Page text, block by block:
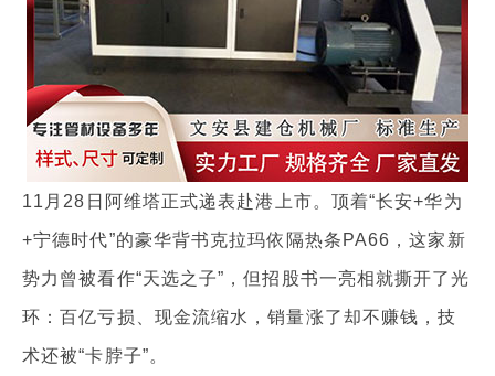
11月28日阿维塔正式递表赴港上市。顶着“长安+华为
+宁德时代”的豪华背书克拉玛依隔热条PA66，这家新
势力曾被看作“天选之子”，但招股书一亮相就撕开了光
环：百亿亏损、现金流缩水，销量涨了却不赚钱，技
术还被“卡脖子”。